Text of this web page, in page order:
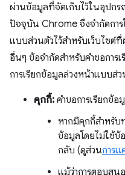
ผ่านข้อมูลที่จัดเก็บไว้ในอุปก
ปัจจุบัน Chrome จึงจำกัดการ
แบบส่วนตัวไว้สำหรับเว็บไซต์
อื่นๆ ข้อจํากัดสําหรับคําขอกา
การเรียกข้อมูลล่วงหน้าแบบส่
คุกกี้: คําขอการเรียกข้
หากมีคุกกี้สำหรับ
ข้อมูลโดยไม่ใช้ข้
กลับ (ดูส่วนการแ
แม้ว่าการตอบสน